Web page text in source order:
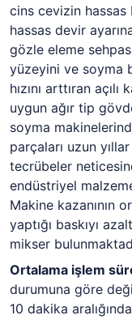
cins cevizin
hassas devir
gözle eleme
yüzeyini ve soyma
hızını arttıran
uygun ağır tip
soyma
parçaları uzun
tecrübeler
endüstriyel
Makine kazanının
yaptığı baskıyı
mikser
Ortalama işlem
durumuna göre
10 dakika